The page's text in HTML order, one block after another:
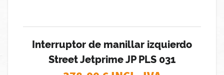
Interruptor de manillar izquierdo
Street Jetprime JP PLS 031